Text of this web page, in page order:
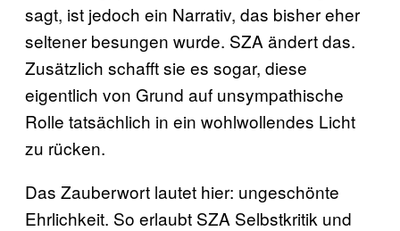
sagt, ist jedoch ein Narrativ, das bisher eher
seltener besungen wurde. SZA ändert das.
Zusätzlich schafft sie es sogar, diese
eigentlich von Grund auf unsympathische
Rolle tatsächlich in ein wohlwollendes Licht
zu rücken.
Das Zauberwort lautet hier: ungeschönte
Ehrlichkeit. So erlaubt SZA Selbstkritik und